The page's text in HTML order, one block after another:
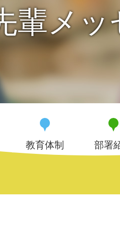
輩メッ
教育体制 部署